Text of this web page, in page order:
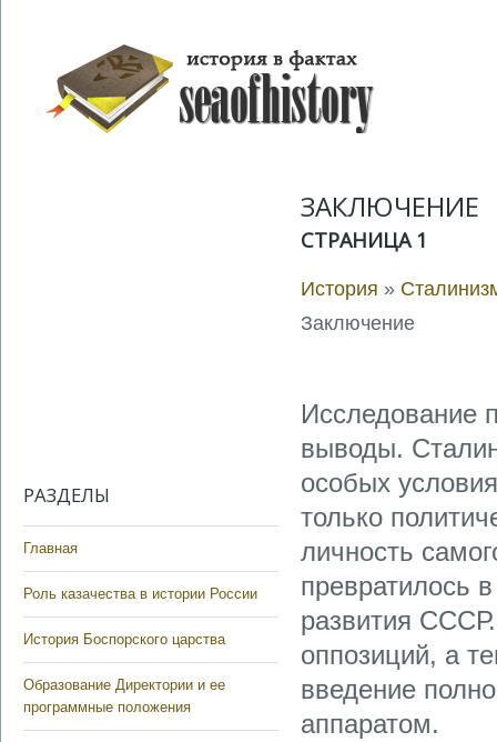
РАЗДЕЛЫ
Главная
Роль казачества в истории России
История Боспорского царства
Образование Директории и ее
программные положения
ЗАКЛЮЧЕНИЕ
СТРАНИЦА 1
История »
Заключение
Исследование
выводы.
особых
только
личность
превратилось
развития
оппозиций, а
введение
аппаратом.